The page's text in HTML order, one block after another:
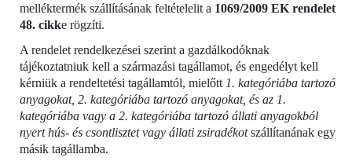
melléktermék szállításának feltételelit a 1069/2009 EK rendelet
48. cikke rögzíti.
A rendelet rendelkezései szerint a gazdálkodóknak
tájékoztatniuk kell a származási tagállamot, és engedélyt kell
kérniük a rendeltetési tagállamtól, mielőtt 1. kategóriába tartozó
anyagokat, 2. kategóriába tartozó anyagokat, és az 1.
kategóriába vagy a 2. kategóriába tartozó állati anyagokból
nyert hús- és csontlisztet vagy állati zsiradékotszállítanának egy
másik tagállamba.